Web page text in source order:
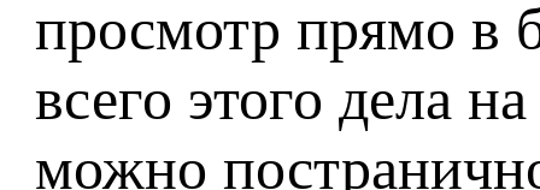
просмотр прямо в
всего этого дела
можно